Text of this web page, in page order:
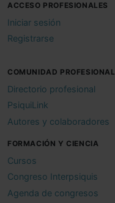
ACCESO PROFESIONALES
Iniciar sesión
Registrarse
COMUNIDAD PROFESIONAL
Directorio profesional
PsiquiLink
Autores y colaboradores
FORMACIÓN Y CIENCIA
Cursos
Congreso Interpsiquis
Agenda de congresos